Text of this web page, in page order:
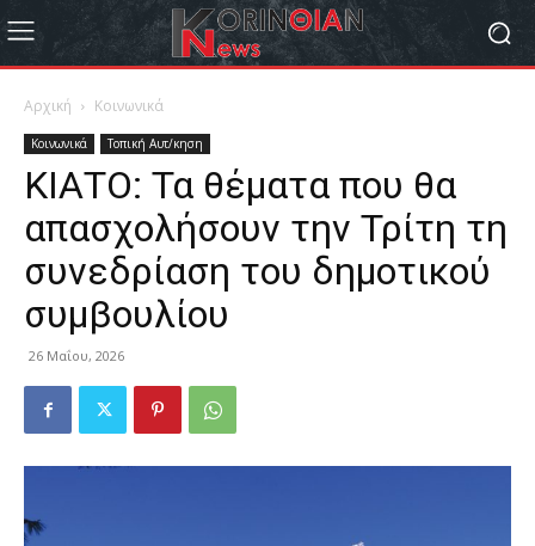
Αρχική Κοινωνικά
Κοινωνικά Τοπική Αυτ/κηση
ΚΙΑΤΟ: Τα θέματα που θα
απασχολήσουν την Τρίτη τη
συνεδρίαση του δημοτικού
συμβουλίου
26 Μαΐου, 2026